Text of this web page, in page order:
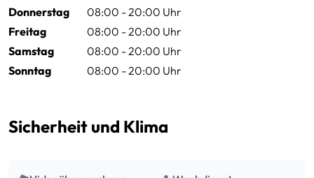
Donnerstag
08:00 - 20:00 Uhr
Freitag
08:00 - 20:00 Uhr
Samstag
08:00 - 20:00 Uhr
Sonntag
08:00 - 20:00 Uhr
Sicherheit und Klima